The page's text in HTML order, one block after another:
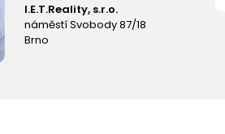
I.E.T.Reality, s.r.o.
náměstí Svobody 87/18
Brno